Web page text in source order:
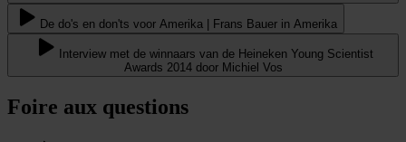
De do's en don'ts voor Amerika | Frans Bauer in Amerika
Interview met de winnaars van de Heineken Young Scientist
Awards 2014 door Michiel Vos
Foire aux questions